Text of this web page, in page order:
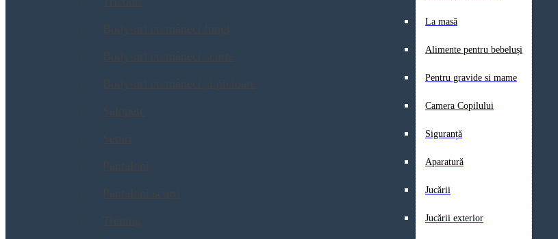
La masă
Alimente pentru bebeluși
Pentru gravide si mame
Camera Copilului
Siguranță
Aparatură
Jucării
Jucării exterior